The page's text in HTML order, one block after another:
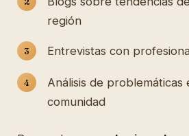
región
Entrevistas con
Análisis de problemáticas
comunidad